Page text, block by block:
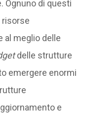
Ognuno di questi
risorse
al meglio delle
delle strutture
emergere enormi
e